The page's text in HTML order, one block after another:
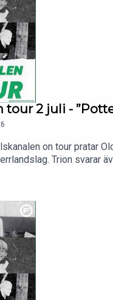
2 juli -
on tour pratar
Trion svarar